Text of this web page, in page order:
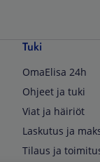
Tuki
OmaElisa 24h
Ohjeet ja tuki
Viat ja häiriöt
Laskutus ja
Tilaus ja